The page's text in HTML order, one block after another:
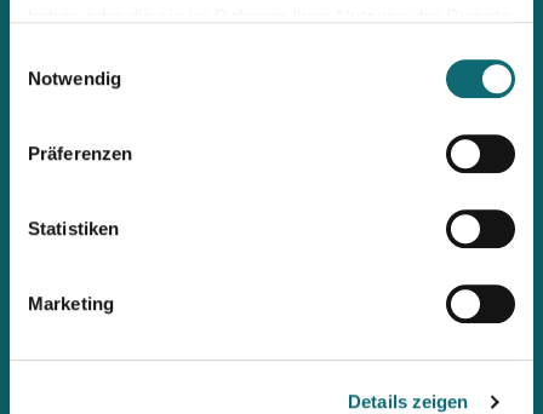
Notwendig
Präferenzen
Statistiken
Marketing
Details zeigen
immer up2date bleiben
internationale Briefings: Wenn ihr als Erste informiert werden